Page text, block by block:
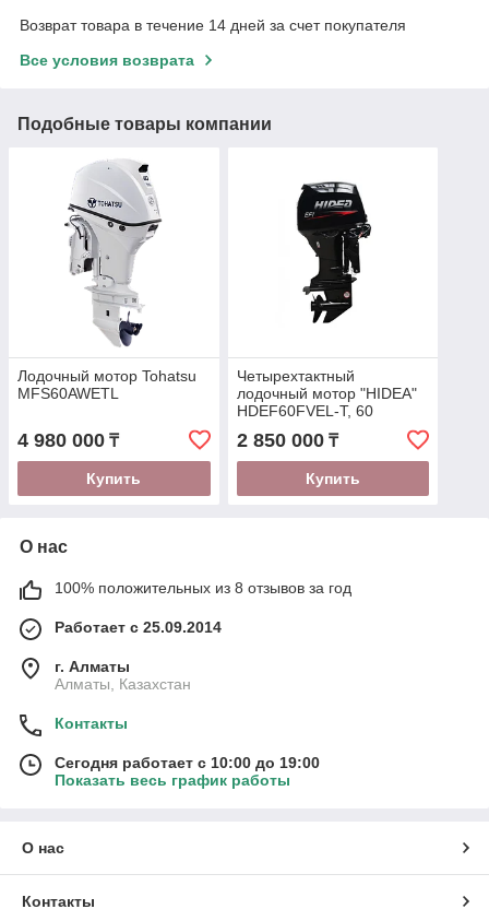
Возврат товара в течение 14 дней за счет покупателя
Все условия возврата
Подобные товары компании
Лодочный мотор Tohatsu
MFS60AWETL
4 980 000 ₸
Купить
Четырехтактный
лодочный мотор "HIDEA"
HDEF60FVEL-T, 60
л.с.,электростартер, с
дистан. управ., нога L
2 850 000₸
Купить
О нас
100% положительных из 8 отзывов за год
Работает с 25.09.2014
г. Алматы
Алматы, Казахстан
Контакты
Сегодня работает с 10:00 до 19:00
Показать весь график работы
О нас
Контакты